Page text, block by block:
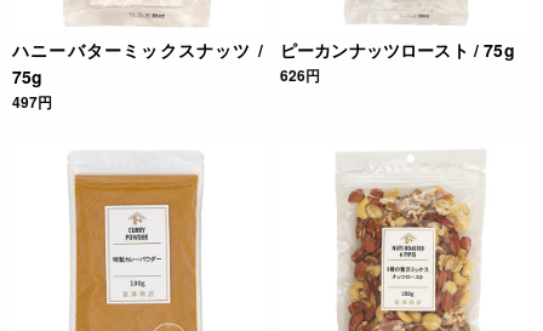
JANコード
4932503429674
ハニーバターミックスナッツ /
75g
497円
ピーカンナッツロースト / 75g
626円